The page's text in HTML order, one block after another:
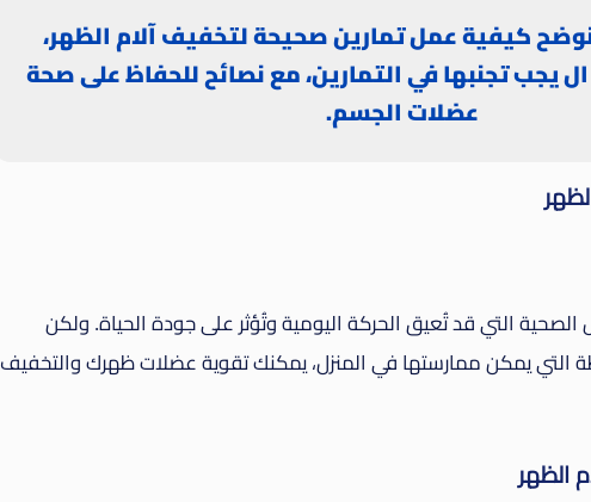
كيفية عمل تمارين صحيحة لتخفيف آلام الظهر،
يجب تجنبها في التمارين، مع نصائح للحفاظ على صحة
عضلات الجسم.
الصحية التي قد تُعيق الحركة اليومية وتُؤثر على جودة الحياة. ولكن
التي يمكن ممارستها في المنزل، يمكنك تقوية عضلات ظهرك والتخفيف
الظهر